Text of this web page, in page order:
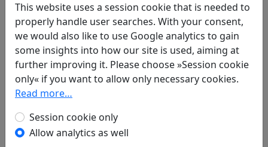
Display translation
in: Hauser, Otto.Chinesische Gedichte aus der
Han-, Tang- und Sung-Zeit. Übersetzt und
eingeleitet von Otto Hauser, Aus fremden
Gärten 58. Weimar: Alexander Duncker Verlag,
1917. p. 17f.
The translation printed in the book "Chinesische
1917) on p. 17f. combines the two Chinese Poems 梦
李白 in one translation. Thus, here we give verses 9-
This website uses a session cookie that is needed to
properly handle user searches. With your consent,
we would also like to use Google analytics to gain
some insights into how our site is used, aiming at
further improving it. Please choose »Session cookie
only« if you want to allow only necessary cookies.
Read more…
Session cookie only
Allow analytics as well